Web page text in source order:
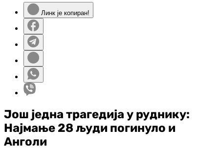
Линк је копиран!
Још једна трагедија у руднику:
Најмање 28 људи погинуло и
Анголи